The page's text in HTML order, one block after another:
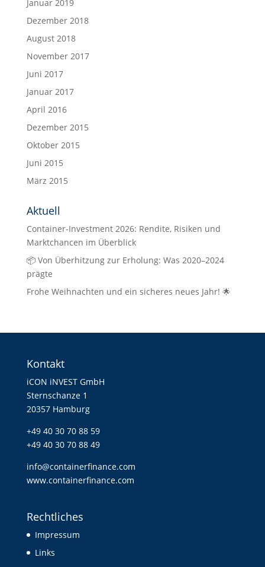
Januar 2019
Dezember 2018
August 2018
November 2017
Juni 2017
Januar 2017
April 2016
Dezember 2015
Oktober 2015
Juni 2015
März 2015
Aktuell
Container-Investment 2026: Rendite, Risiken und
Marktchancen im Überblick
📦 Von Überhitzung zur Erholung: Was 2020–2024
prägte
Frohe Weihnachten und ein sicheres neues Jahr! 🌟
Kontakt
iCON iNVEST GmbH
Sternschanze 1
20357 Hamburg
+49 40 30 70 88 59
+49 40 30 70 88 49
info@containerfinance.com
www.containerfinance.com
Rechtliches
Impressum
Links